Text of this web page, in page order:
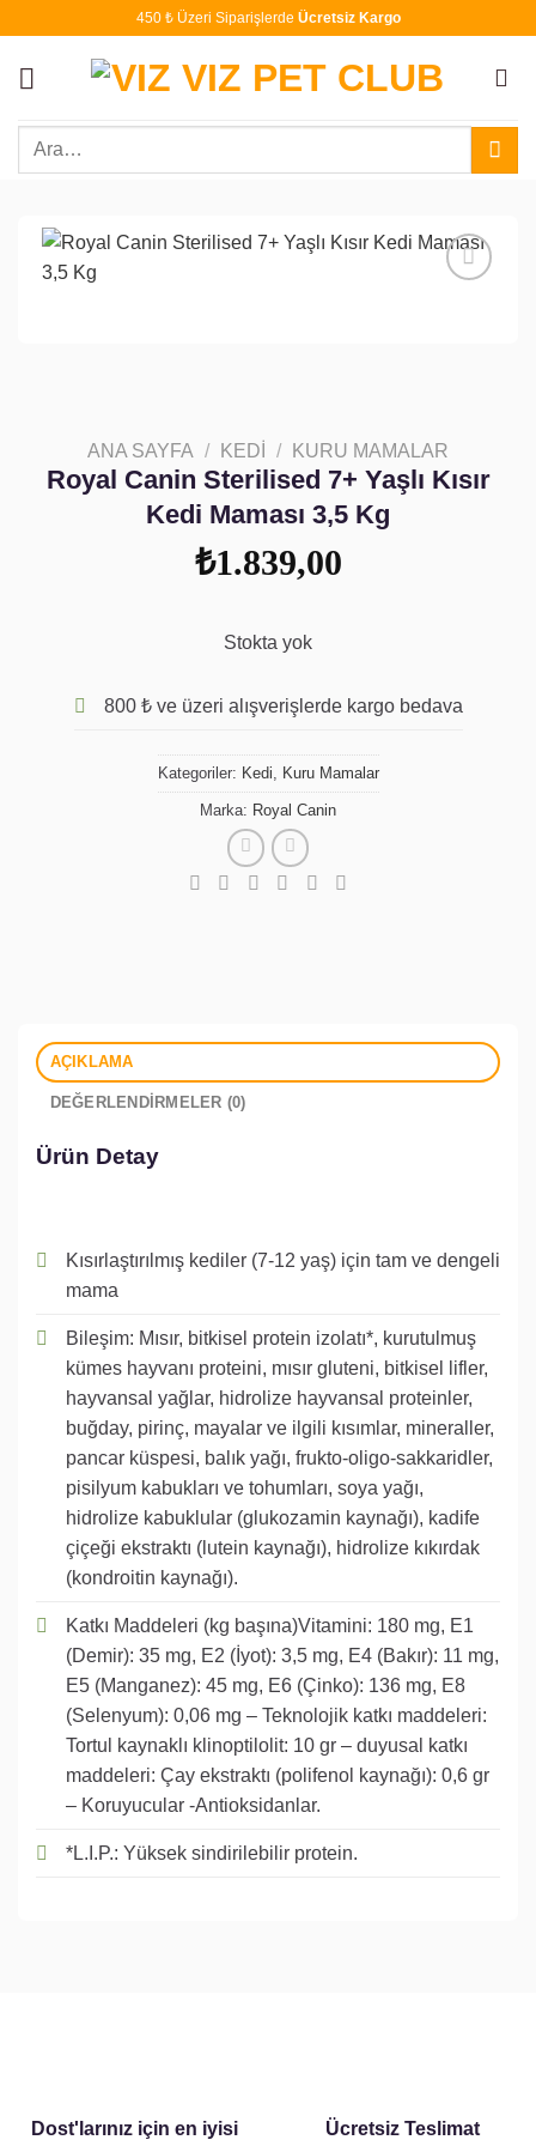
450 ₺ Üzeri Siparişlerde Ücretsiz Kargo
Ara:
ANA SAYFA / KEDI / KURU MAMALAR
Royal Canin Sterilised 7+ Yaşlı Kısır
Kedi Maması 3,5 Kg
₺1.839,00
Stokta yok
800 ₺ ve üzeri alışverişlerde kargo bedava
Kategoriler: Kedi, Kuru Mamalar
Marka: Royal Canin
AÇIKLAMA
DEĞERLENDIRMELER (0)
Ürün Detay
Kısırlaştırılmış kediler (7-12 yaş) için tam ve dengeli
mama
Bileşim: Mısır, bitkisel protein izolatı*, kurutulmuş
kümes hayvanı proteini, mısır gluteni, bitkisel lifler,
hayvansal yağlar, hidrolize hayvansal proteinler,
buğday, pirinç, mayalar ve ilgili kısımlar, mineraller,
pancar küspesi, balık yağı, frukto-oligo-sakkaridler,
pisilyum kabukları ve tohumları, soya yağı,
hidrolize kabuklular (glukozamin kaynağı), kadife
çiçeği ekstraktı (lutein kaynağı), hidrolize kıkırdak
(kondroitin kaynağı).
Katkı Maddeleri (kg başına)Vitamini: 180 mg, E1
(Demir): 35 mg, E2 (İyot): 3,5 mg, E4 (Bakır): 11 mg,
E5 (Manganez): 45 mg, E6 (Çinko): 136 mg, E8
(Selenyum): 0,06 mg – Teknolojik katkı maddeleri:
Tortul kaynaklı klinoptilolit: 10 gr – duyusal katkı
maddeleri: Çay ekstraktı (polifenol kaynağı): 0,6 gr
– Koruyucular -Antioksidanlar.
*L.I.P.: Yüksek sindirilebilir protein.
Dost'larınız için en iyisi Ücretsiz Teslimat